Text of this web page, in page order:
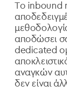
Τo inbound
αποδώσει
dedicated
αναγκών
δεν είναι